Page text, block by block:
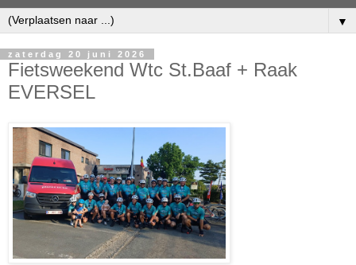
▼
zaterdag 20 juni 2026
Fietsweekend Wtc St.Baaf + Raak
EVERSEL